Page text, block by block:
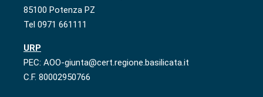
85100 Potenza PZ
Tel 0971 661111
URP
PEC: AOO-giunta@cert.regione.basilicata.it
C.F. 80002950766